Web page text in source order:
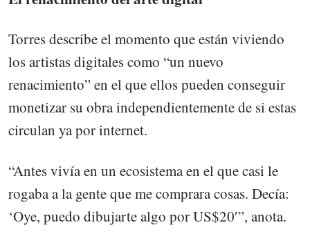
Torres describe el momento que están viviendo
los artistas digitales como “un nuevo
renacimiento” en el que ellos pueden conseguir
monetizar su obra independientemente de si estas
circulan ya por internet.
“Antes vivía en un ecosistema en el que casi le
rogaba a la gente que me comprara cosas. Decía:
‘Oye, puedo dibujarte algo por US$20′”, anota.